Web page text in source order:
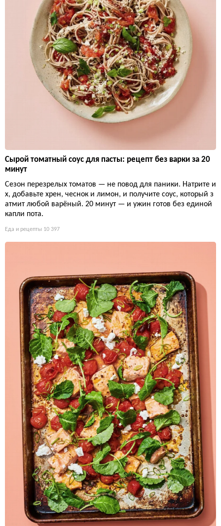
Сырой томатный соус для пасты: рецепт без варки за 20
минут
Сезон перезрелых томатов — не повод для паники. Натрите и
х, добавьте хрен, чеснок и лимон, и получите соус, который з
атмит любой варёный. 20 минут — и ужин готов без единой
капли пота.
Еда и рецепты 10 397